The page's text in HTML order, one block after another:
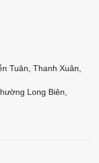
Tuân, Thanh Xuân,
Long Biên,